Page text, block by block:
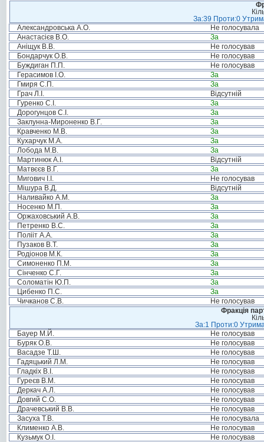
За:39 Проти:0
Александровська А.О.
Не голосувала
Анастасієв В.О.
За
Аніщук В.В.
Не голосував
Бондарчук О.В.
Не голосував
Буждиган П.П.
Не голосував
Герасимов І.О.
За
Гмиря С.П.
За
Грач Л.І.
Відсутній
Гуренко С.І.
За
Дорогунцов С.І.
За
Заклунна-Мироненко В.Г.
За
Кравченко М.В.
За
Кухарчук М.А.
За
Лобода М.В.
За
Мартинюк А.І.
Відсутній
Матвєєв В.Г.
За
Мигович І.І.
Не голосував
Мішура В.Д.
Відсутній
Наливайко А.М.
За
Носенко М.П.
За
Оржаховський А.В.
За
Петренко В.С.
За
Полііт А.А.
За
Пузаков В.Т.
За
Родіонов М.К.
За
Симоненко П.М.
За
Сінченко С.Г.
За
Соломатін Ю.П.
За
Цибенко П.С.
За
Чичканов С.В.
Не голосував
Фракція
За:1 Проти:0
Бауер М.Й.
Не голосував
Буряк О.В.
Не голосував
Васадзе Т.Ш.
Не голосував
Гадяцький Л.М.
Не голосував
Гладкіх В.І.
Не голосував
Гуреєв В.М.
Не голосував
Деркач А.Л.
Не голосував
Довгий С.О.
Не голосував
Драчевський В.В.
Не голосував
Засуха Т.В.
Не голосувала
Клименко А.В.
Не голосував
Кузьмук О.І.
Не голосував